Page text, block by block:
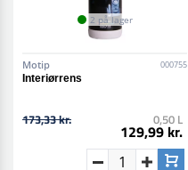
2 på lager
Motip 000755
Interiørrens
173,33 kr. 0,50 L
129,99 kr.